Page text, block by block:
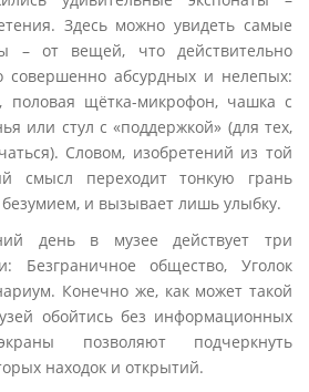
Здесь можно увидеть самые
– от вещей, что действительно
абсурдных и нелепых:
половая щётка-микрофон, чашка с
или стул с «поддержкой» (для тех,
Словом, изобретений из той
смысл переходит тонкую грань
и вызывает лишь улыбку.
день в музее действует три
Безграничное общество, Уголок
Конечно же, как может такой
обойтись без информационных
позволяют подчеркнуть
находок и открытий.